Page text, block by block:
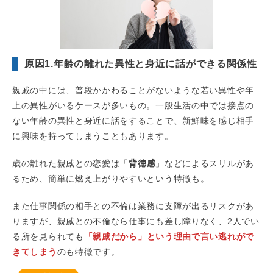
原因1.年齢の離れた異性と身近に話ができる関係性
親戚の中には、普段かかわることがないような若い異性や年
上の異性がいるケースが多いもの。一般生活の中では接点の
ない年齢の異性と身近に話をすることで、新鮮味を感じ相手
に興味を持ってしまうこともあります。
歳の離れた親戚との恋愛は「背徳感 」などによるスリルがあ
るため、簡単に燃え上がりやすいという特徴も。
また仕事関係の相手との不倫は業務に支障が出るリスクがあ
りますが、親戚との不倫なら仕事にも差し障りなく、2人でい
る所を見られても
「親戚だから」という理由で言い逃れがで
きてしまう のも特徴です。